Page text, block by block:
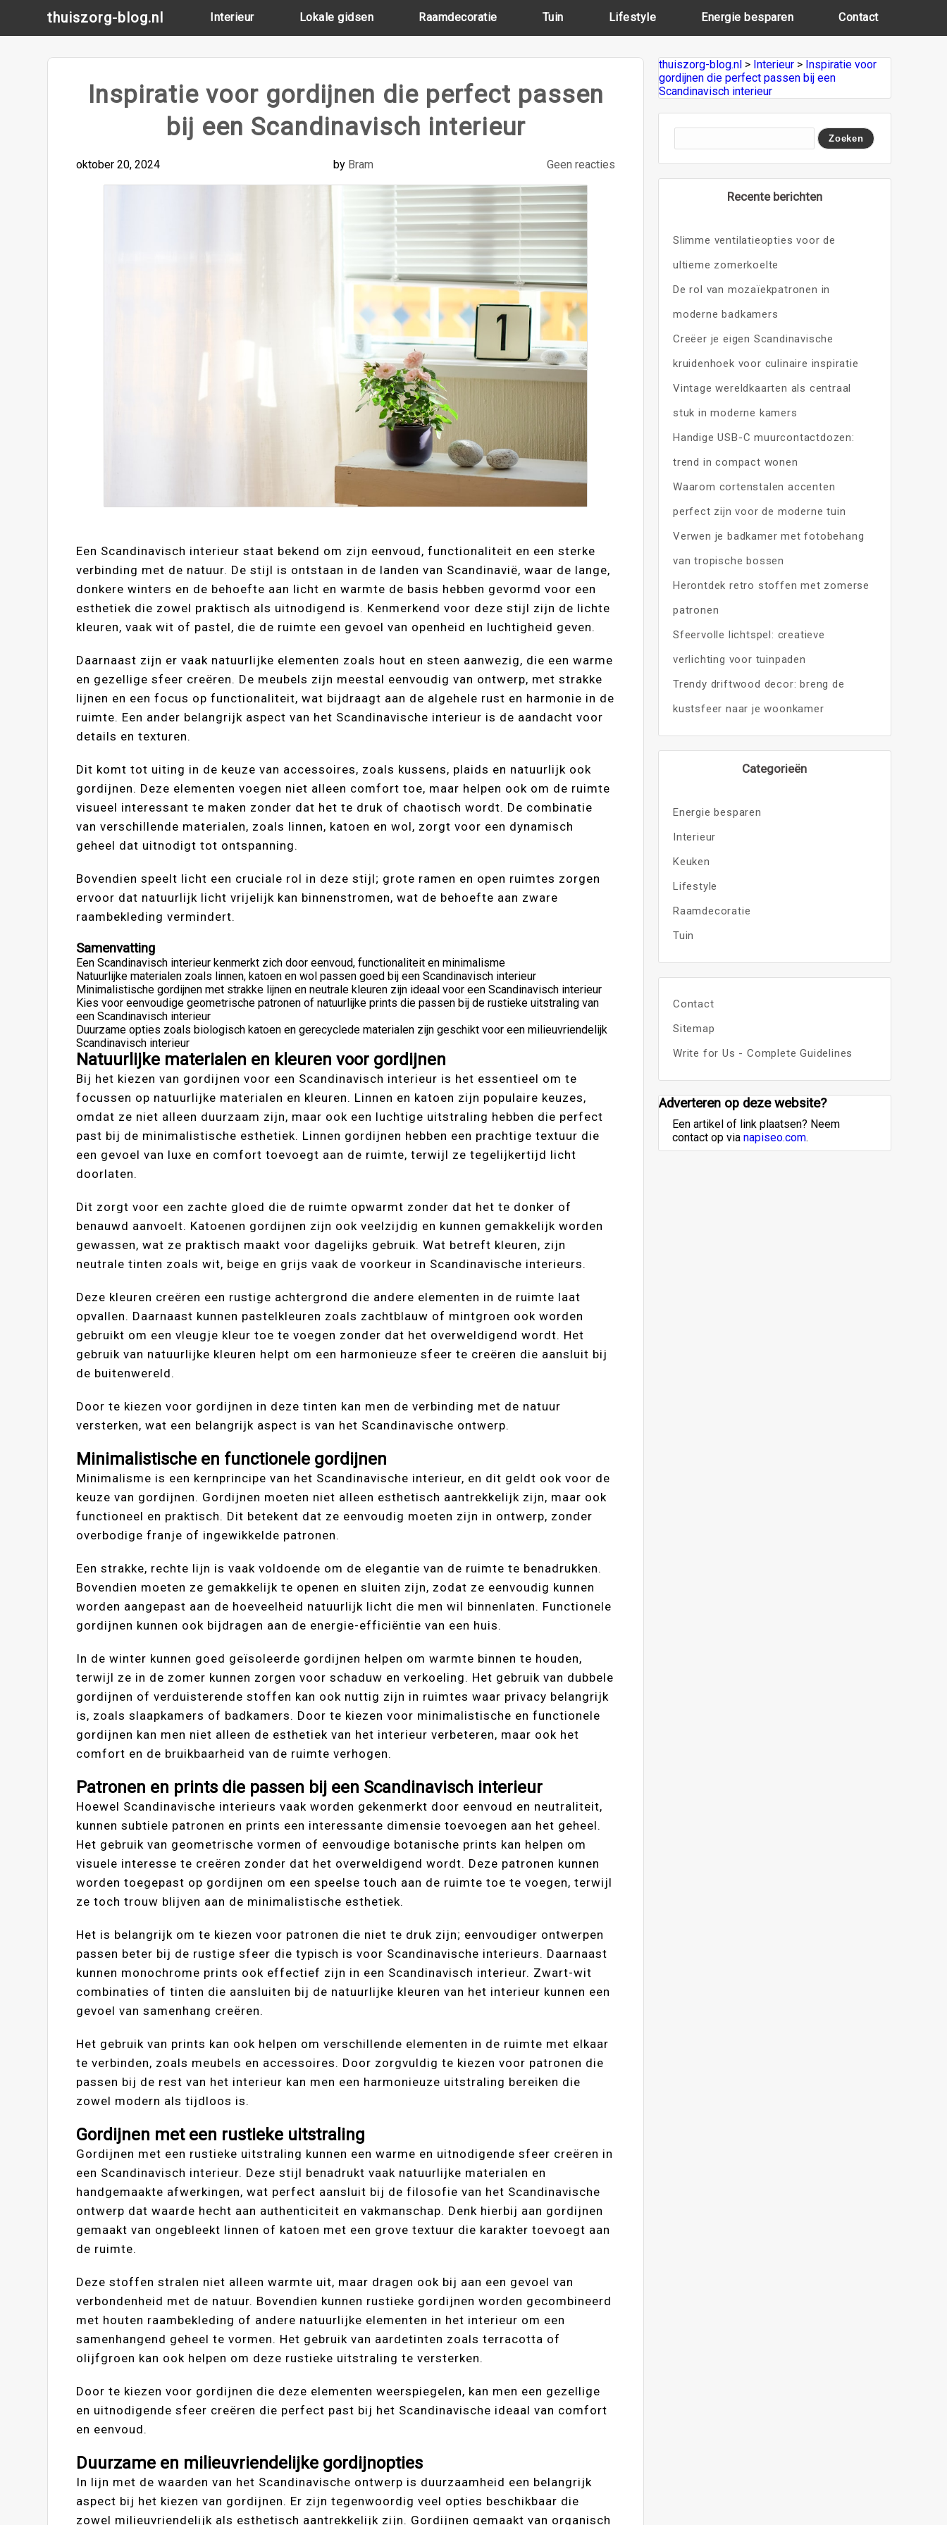
content
thuiszorg-blog.nl Interieur Lokale gidsen Raamdecoratie Tuin Lifestyle Energie besparen Contact
Inspiratie voor gordijnen die perfect passen
bij een Scandinavisch interieur
oktober 20, 2024 by Bram Geen reacties
Een Scandinavisch interieur staat bekend om zijn eenvoud, functionaliteit en een sterke
verbinding met de natuur. De stijl is ontstaan in de landen van Scandinavië, waar de lange,
donkere winters en de behoefte aan licht en warmte de basis hebben gevormd voor een
esthetiek die zowel praktisch als uitnodigend is. Kenmerkend voor deze stijl zijn de lichte
kleuren, vaak wit of pastel, die de ruimte een gevoel van openheid en luchtigheid geven.
Daarnaast zijn er vaak natuurlijke elementen zoals hout en steen aanwezig, die een warme
en gezellige sfeer creëren. De meubels zijn meestal eenvoudig van ontwerp, met strakke
lijnen en een focus op functionaliteit, wat bijdraagt aan de algehele rust en harmonie in de
ruimte. Een ander belangrijk aspect van het Scandinavische interieur is de aandacht voor
details en texturen.
Dit komt tot uiting in de keuze van accessoires, zoals kussens, plaids en natuurlijk ook
gordijnen. Deze elementen voegen niet alleen comfort toe, maar helpen ook om de ruimte
visueel interessant te maken zonder dat het te druk of chaotisch wordt. De combinatie
van verschillende materialen, zoals linnen, katoen en wol, zorgt voor een dynamisch
geheel dat uitnodigt tot ontspanning.
Bovendien speelt licht een cruciale rol in deze stijl; grote ramen en open ruimtes zorgen
ervoor dat natuurlijk licht vrijelijk kan binnenstromen, wat de behoefte aan zware
raambekleding vermindert.
Samenvatting
Een Scandinavisch interieur kenmerkt zich door eenvoud, functionaliteit en minimalisme
Natuurlijke materialen zoals linnen, katoen en wol passen goed bij een Scandinavisch interieur
Minimalistische gordijnen met strakke lijnen en neutrale kleuren zijn ideaal voor een Scandinavisch interieur
Kies voor eenvoudige geometrische patronen of natuurlijke prints die passen bij de rustieke uitstraling van
een Scandinavisch interieur
Duurzame opties zoals biologisch katoen en gerecyclede materialen zijn geschikt voor een milieuvriendelijk
Scandinavisch interieur
Natuurlijke materialen en kleuren voor gordijnen
Bij het kiezen van gordijnen voor een Scandinavisch interieur is het essentieel om te
focussen op natuurlijke materialen en kleuren. Linnen en katoen zijn populaire keuzes,
omdat ze niet alleen duurzaam zijn, maar ook een luchtige uitstraling hebben die perfect
past bij de minimalistische esthetiek. Linnen gordijnen hebben een prachtige textuur die
een gevoel van luxe en comfort toevoegt aan de ruimte, terwijl ze tegelijkertijd licht
doorlaten.
Dit zorgt voor een zachte gloed die de ruimte opwarmt zonder dat het te donker of
benauwd aanvoelt. Katoenen gordijnen zijn ook veelzijdig en kunnen gemakkelijk worden
gewassen, wat ze praktisch maakt voor dagelijks gebruik. Wat betreft kleuren, zijn
neutrale tinten zoals wit, beige en grijs vaak de voorkeur in Scandinavische interieurs.
Deze kleuren creëren een rustige achtergrond die andere elementen in de ruimte laat
opvallen. Daarnaast kunnen pastelkleuren zoals zachtblauw of mintgroen ook worden
gebruikt om een vleugje kleur toe te voegen zonder dat het overweldigend wordt. Het
gebruik van natuurlijke kleuren helpt om een harmonieuze sfeer te creëren die aansluit bij
de buitenwereld.
Door te kiezen voor gordijnen in deze tinten kan men de verbinding met de natuur
versterken, wat een belangrijk aspect is van het Scandinavische ontwerp.
Minimalistische en functionele gordijnen
Minimalisme is een kernprincipe van het Scandinavische interieur, en dit geldt ook voor de
keuze van gordijnen. Gordijnen moeten niet alleen esthetisch aantrekkelijk zijn, maar ook
functioneel en praktisch. Dit betekent dat ze eenvoudig moeten zijn in ontwerp, zonder
overbodige franje of ingewikkelde patronen.
Een strakke, rechte lijn is vaak voldoende om de elegantie van de ruimte te benadrukken.
Bovendien moeten ze gemakkelijk te openen en sluiten zijn, zodat ze eenvoudig kunnen
worden aangepast aan de hoeveelheid natuurlijk licht die men wil binnenlaten. Functionele
gordijnen kunnen ook bijdragen aan de energie-efficiëntie van een huis.
In de winter kunnen goed geïsoleerde gordijnen helpen om warmte binnen te houden,
terwijl ze in de zomer kunnen zorgen voor schaduw en verkoeling. Het gebruik van dubbele
gordijnen of verduisterende stoffen kan ook nuttig zijn in ruimtes waar privacy belangrijk
is, zoals slaapkamers of badkamers. Door te kiezen voor minimalistische en functionele
gordijnen kan men niet alleen de esthetiek van het interieur verbeteren, maar ook het
comfort en de bruikbaarheid van de ruimte verhogen.
Patronen en prints die passen bij een Scandinavisch interieur
Hoewel Scandinavische interieurs vaak worden gekenmerkt door eenvoud en neutraliteit,
kunnen subtiele patronen en prints een interessante dimensie toevoegen aan het geheel.
Het gebruik van geometrische vormen of eenvoudige botanische prints kan helpen om
visuele interesse te creëren zonder dat het overweldigend wordt. Deze patronen kunnen
worden toegepast op gordijnen om een speelse touch aan de ruimte toe te voegen, terwijl
ze toch trouw blijven aan de minimalistische esthetiek.
Het is belangrijk om te kiezen voor patronen die niet te druk zijn; eenvoudiger ontwerpen
passen beter bij de rustige sfeer die typisch is voor Scandinavische interieurs. Daarnaast
kunnen monochrome prints ook effectief zijn in een Scandinavisch interieur. Zwart-wit
combinaties of tinten die aansluiten bij de natuurlijke kleuren van het interieur kunnen een
gevoel van samenhang creëren.
Het gebruik van prints kan ook helpen om verschillende elementen in de ruimte met elkaar
te verbinden, zoals meubels en accessoires. Door zorgvuldig te kiezen voor patronen die
passen bij de rest van het interieur kan men een harmonieuze uitstraling bereiken die
zowel modern als tijdloos is.
Gordijnen met een rustieke uitstraling
Gordijnen met een rustieke uitstraling kunnen een warme en uitnodigende sfeer creëren in
een Scandinavisch interieur. Deze stijl benadrukt vaak natuurlijke materialen en
handgemaakte afwerkingen, wat perfect aansluit bij de filosofie van het Scandinavische
ontwerp dat waarde hecht aan authenticiteit en vakmanschap. Denk hierbij aan gordijnen
gemaakt van ongebleekt linnen of katoen met een grove textuur die karakter toevoegt aan
de ruimte.
Deze stoffen stralen niet alleen warmte uit, maar dragen ook bij aan een gevoel van
verbondenheid met de natuur. Bovendien kunnen rustieke gordijnen worden gecombineerd
met houten raambekleding of andere natuurlijke elementen in het interieur om een
samenhangend geheel te vormen. Het gebruik van aardetinten zoals terracotta of
olijfgroen kan ook helpen om deze rustieke uitstraling te versterken.
Door te kiezen voor gordijnen die deze elementen weerspiegelen, kan men een gezellige
en uitnodigende sfeer creëren die perfect past bij het Scandinavische ideaal van comfort
en eenvoud.
Duurzame en milieuvriendelijke gordijnopties
In lijn met de waarden van het Scandinavische ontwerp is duurzaamheid een belangrijk
aspect bij het kiezen van gordijnen. Er zijn tegenwoordig veel opties beschikbaar die
zowel milieuvriendelijk als esthetisch aantrekkelijk zijn. Gordijnen gemaakt van organisch
thuiszorg-blog.nl> Interieur> Inspiratie voor
gordijnen die perfect passen bij een
Scandinavisch interieur
Recente berichten
Slimme ventilatieopties voor de
ultieme zomerkoelte
De rol van mozaïekpatronen in
moderne badkamers
Creëer je eigen Scandinavische
kruidenhoek voor culinaire inspiratie
Vintage wereldkaarten als centraal
stuk in moderne kamers
Handige USB-C muurcontactdozen:
trend in compact wonen
Waarom cortenstalen accenten
perfect zijn voor de moderne tuin
Verwen je badkamer met fotobehang
van tropische bossen
Herontdek retro stoffen met zomerse
patronen
Sfeervolle lichtspel: creatieve
verlichting voor tuinpaden
Trendy driftwood decor: breng de
kustsfeer naar je woonkamer
Categorieën
Energie besparen
Interieur
Keuken
Lifestyle
Raamdecoratie
Tuin
Contact
Sitemap
Write for Us - Complete Guidelines
Adverteren op deze website?
Een artikel of link plaatsen? Neem
contact op via napiseo.com.